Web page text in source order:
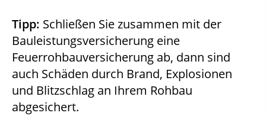
Tipp: Schließen Sie zusammen mit der
Bauleistungsversicherung eine
Feuerrohbauversicherung ab, dann sind
auch Schäden durch Brand, Explosionen
und Blitzschlag an Ihrem Rohbau
abgesichert.